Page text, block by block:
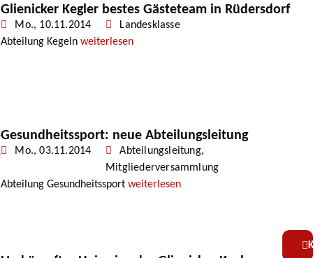
Glienicker Kegler bestes Gästeteam in Rüdersdorf
Mo., 10.11.2014
Landesklasse
Abteilung Kegeln weiterlesen
Gesundheitssport: neue Abteilungsleitung
Mo., 03.11.2014 Abteilungsleitung,
Mitgliederversammlung
Abteilung Gesundheitssport weiterlesen